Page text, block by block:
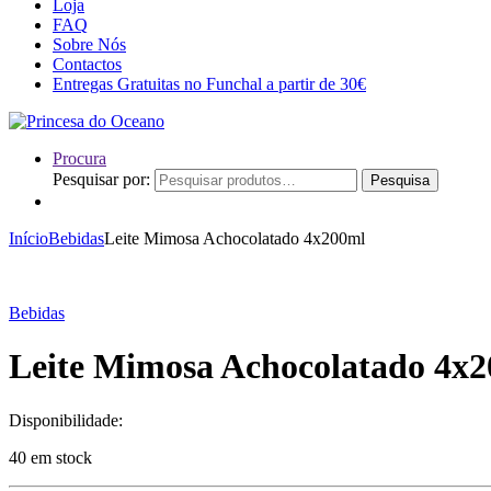
Loja
FAQ
Sobre Nós
Contactos
Entregas Gratuitas no Funchal a partir de 30€
Procura
Pesquisar por:
Pesquisa
InícioBebidasLeite Mimosa Achocolatado 4x200ml
Bebidas
Leite Mimosa Achocolatado
Disponibilidade:
40 em stock